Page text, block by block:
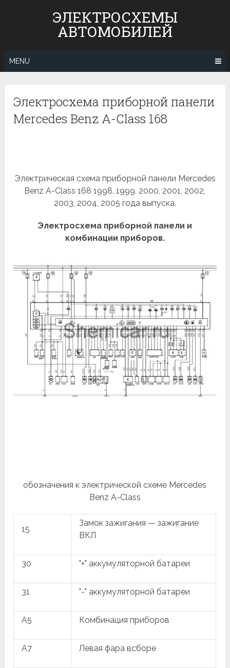
ЭЛЕКТРОСХЕМЫ
АВТОМОБИЛЕЙ
MENU
Электросхема приборной панели
Mercedes Benz A-Class 168
Электрическая схема приборной панели Mercedes
Benz A-Class 168 1998, 1999, 2000, 2001, 2002,
2003, 2004, 2005 года выпуска.
Электросхема приборной панели и
комбинации приборов.
обозначения к электрической схеме Mercedes
Benz A-Class
15
Замок зажигания — зажигание
ВКЛ
30 "+" аккумуляторной батареи
31 "-" аккумуляторной батареи
A5 Комбинация приборов
A7 Левая фара всборе